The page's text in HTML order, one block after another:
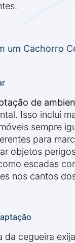
um Cachorro
de
Isso inclui
sempre
para
objetos
escadas
nos cantos
da cegueira